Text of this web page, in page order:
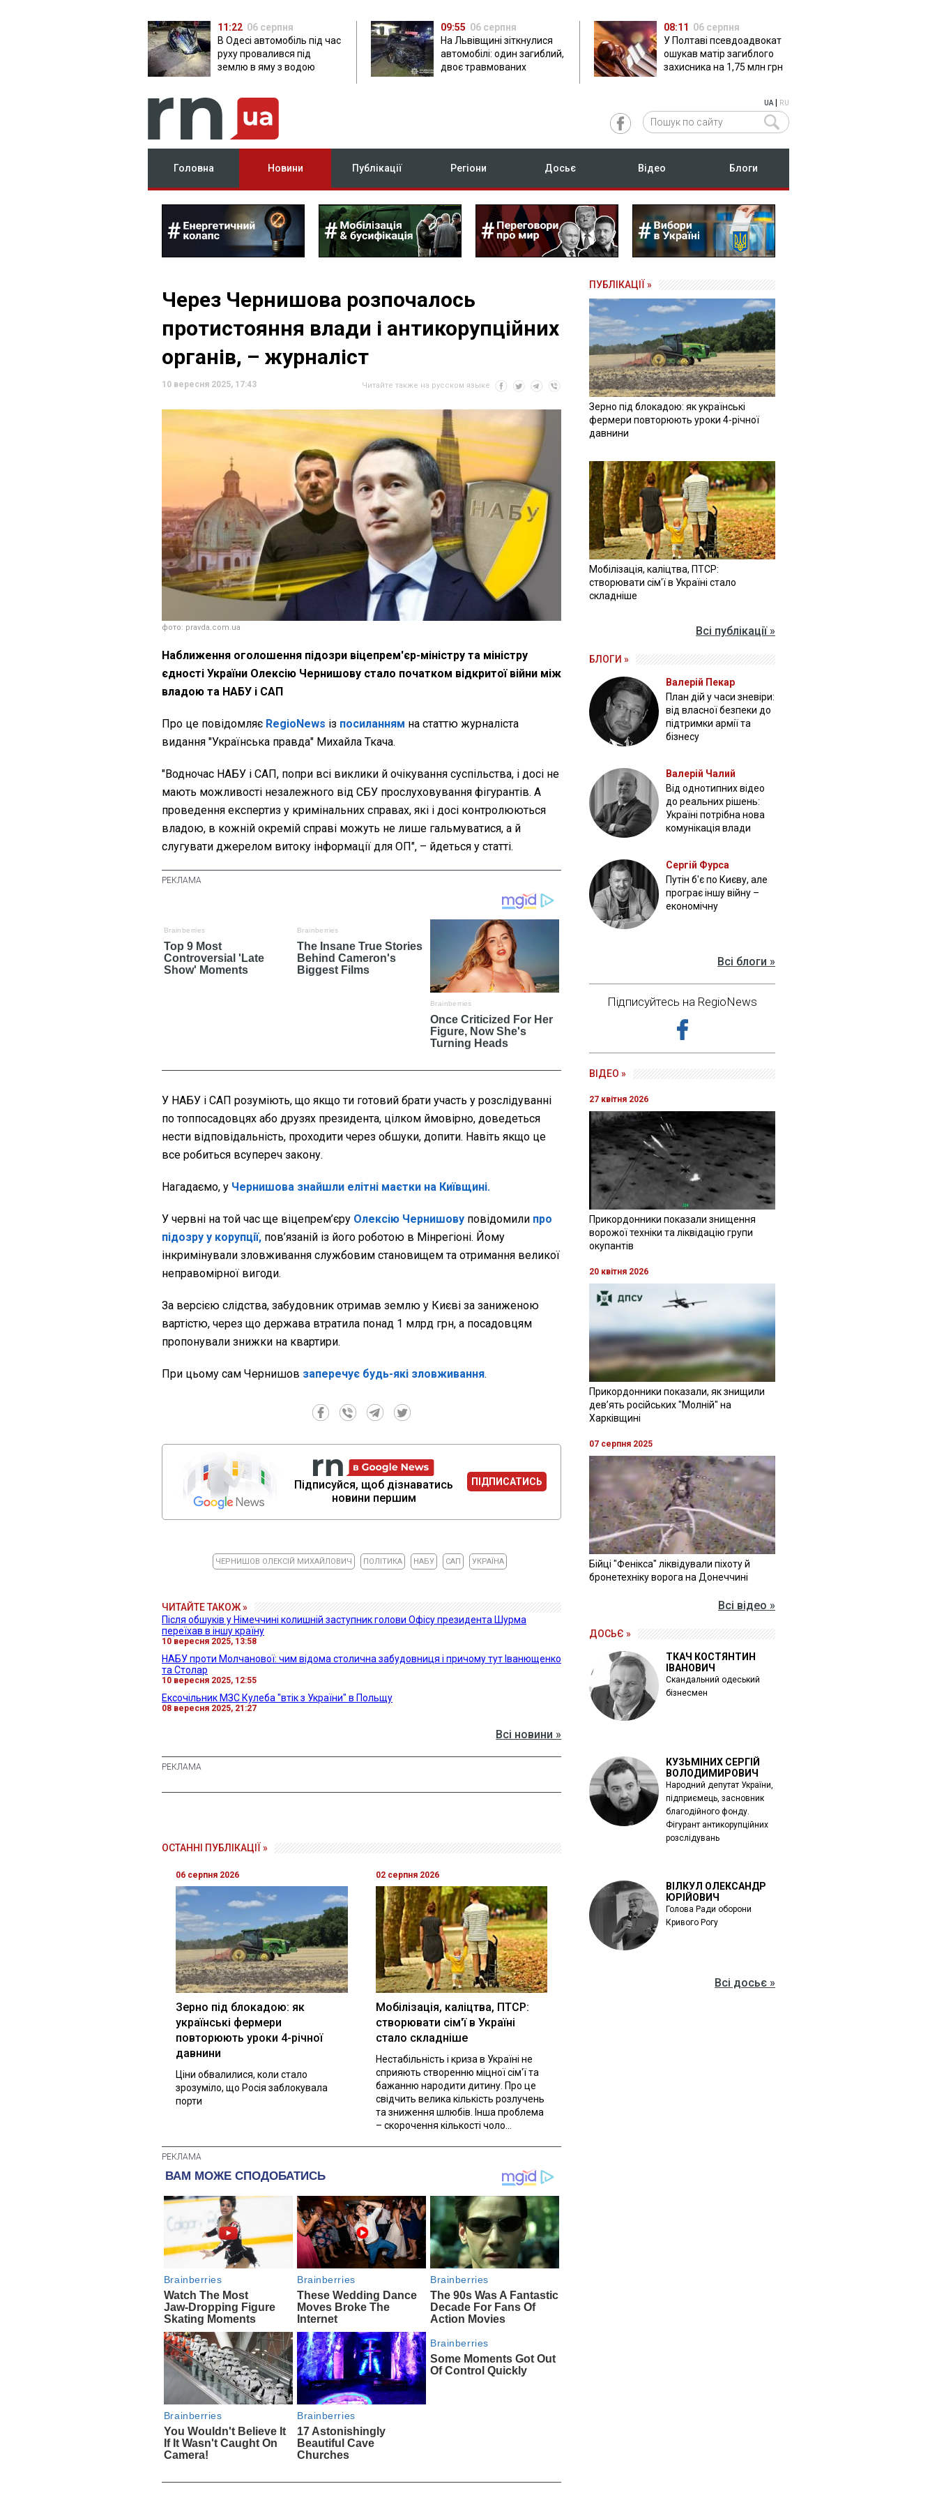
11:22 06 серпня
В Одесі автомобіль під час
руху провалився під
землю в яму з водою
09:55 06 серпня
На Львівщині зіткнулися
автомобілі: один загиблий,
двоє травмованих
08:11 06 серпня
У Полтаві псевдоадвокат
ошукав матір загиблого
захисника на 1,75 млн грн
UA| RU
Головна Новини Публікації Регіони Досьє Відео Блоги
Через Чернишова розпочалось
протистояння влади і антикорупційних
органів, – журналіст
10 вересня 2025, 17:43 Читайте также на русском языке
фото: pravda.com.ua
Наближення оголошення підозри віцепрем'єр-міністру та міністру
єдності України Олексію Чернишову стало початком відкритої війни між
владою та НАБУ і САП
Про це повідомляє RegioNews із посиланням на статтю журналіста
видання "Українська правда" Михайла Ткача.
"Водночас НАБУ і САП, попри всі виклики й очікування суспільства, і досі не
мають можливості незалежного від СБУ прослуховування фігурантів. А
проведення експертиз у кримінальних справах, які і досі контролюються
владою, в кожній окремій справі можуть не лише гальмуватися, а й
слугувати джерелом витоку інформації для ОП", – йдеться у статті.
У НАБУ і САП розуміють, що якщо ти готовий брати участь у розслідуванні
по топпосадовцях або друзях президента, цілком ймовірно, доведеться
нести відповідальність, проходити через обшуки, допити. Навіть якщо це
все робиться всупереч закону.
Нагадаємо, у Чернишова знайшли елітні маєтки на Київщині.
У червні на той чаc ще віцепрем’єру Олексію Чернишову повідомили про
підозру у корупції, пов’язаній із його роботою в Мінрегіоні. Йому
інкримінували зловживання службовим становищем та отримання великої
неправомірної вигоди.
За версією слідства, забудовник отримав землю у Києві за заниженою
вартістю, через що держава втратила понад 1 млрд грн, а посадовцям
пропонували знижки на квартири.
При цьому сам Чернишов заперечує будь-які зловживання.
Підписуйся, щоб дізнаватись
новини першим
ПІДПИСАТИСЬ
ЧЕРНИШОВ ОЛЕКСІЙ МИХАЙЛОВИЧ ПОЛІТИКА НАБУ САП УКРАЇНА
ЧИТАЙТЕ ТАКОЖ »
Після обшуків у Німеччині колишній заступник голови Офісу президента Шурма
переїхав в іншу країну
10 вересня 2025, 13:58
НАБУ проти Молчанової: чим відома столична забудовниця і причому тут Іванющенко
та Столар
10 вересня 2025, 12:55
Ексочільник МЗС Кулеба "втік з України" в Польщу
08 вересня 2025, 21:27
Всі новини »
ОСТАННІ ПУБЛІКАЦІЇ »
06 серпня 2026
Зерно під блокадою: як
українські фермери
повторюють уроки 4-річної
давнини
Ціни обвалилися, коли стало
зрозуміло, що Росія заблокувала
порти
02 серпня 2026
Мобілізація, каліцтва, ПТСР:
створювати сім'ї в Україні
стало складніше
Нестабільність і криза в Україні не
сприяють створенню міцної сім'ї та
бажанню народити дитину. Про це
свідчить велика кількість розлучень
та зниження шлюбів. Інша проблема
– скорочення кількості чоло...
ПУБЛІКАЦІЇ »
Зерно під блокадою: як українські
фермери повторюють уроки 4-річної
давнини
Мобілізація, каліцтва, ПТСР:
створювати сім'ї в Україні стало
складніше
Всі публікації »
БЛОГИ »
Валерій Пекар
План дій у часи зневіри:
від власної безпеки до
підтримки армії та
бізнесу
Валерій Чалий
Від однотипних відео
до реальних рішень:
Україні потрібна нова
комунікація влади
Сергій Фурса
Путін б'є по Києву, але
програє іншу війну –
економічну
Всі блоги »
Підписуйтесь на RegioNews
ВІДЕО »
27 квітня 2026
Прикордонники показали знищення
ворожої техніки та ліквідацію групи
окупантів
20 квітня 2026
Прикордонники показали, як знищили
девʼять російських "Молній" на
Харківщині
07 серпня 2025
Бійці "Фенікса" ліквідували піхоту й
бронетехніку ворога на Донеччині
Всі відео »
ДОСЬЄ »
ТКАЧ КОСТЯНТИН
ІВАНОВИЧ
Скандальний одеський
бізнесмен
КУЗЬМІНИХ СЕРГІЙ
ВОЛОДИМИРОВИЧ
Народний депутат України,
підприємець, засновник
благодійного фонду.
Фігурант антикорупційних
розслідувань
ВІЛКУЛ ОЛЕКСАНДР
ЮРІЙОВИЧ
Голова Ради оборони
Кривого Рогу
Всі досьє »